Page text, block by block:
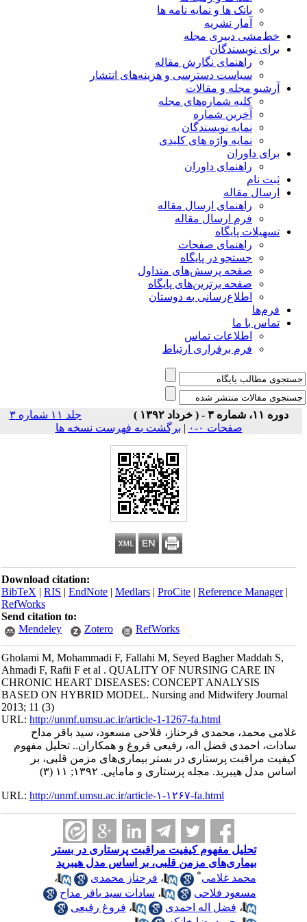
بانک ها و نمایه نامه ها
آمار نشریه
خط‌مشی دبیری مجله
برای نویسندگان
راهنمای نگارش مقاله
سیاست دسترسی و هزینه‌های انتشار
آرشیو مجله و مقالات
کلیه شماره‌های مجله
آخرین شماره
نمایه نویسندگان
نمایه واژه های کلیدی
برای داوران
راهنمای داوران
ثبت نام
ارسال مقاله
راهنمای ارسال مقاله
فرم ارسال مقاله
تسهیلات پایگاه
راهنمای صفحات
جستجو در پایگاه
صفحه پرسش‌های متداول
صفحه برترین‌های پایگاه
اطلاع‌رسانی به دوستان
فرم‌ها
تماس با ما
اطلاعات تماس
فرم برقراری ارتباط
دوره ۱۱، شماره ۳ - ( خرداد ۱۳۹۲ )
جلد ۱۱ شماره ۳
صفحات ۰-۰
| برگشت به فهرست نسخه ها
Download citation:
BibTeX|RIS|EndNote|Medlars|ProCite|Reference Manager
RefWorks
Send citation to:
Mendeley
Zotero RefWorks
Gholami M, Mohammadi F, Fallahi M, Seyed Bagher Maddah S,
Ahmadi F, Rafii F et al . QUALITY OF NURSING CARE IN
CHRONIC HEART DISEASES: CONCEPT ANALYSIS
BASED ON HYBRID MODEL. Nursing and Midwifery Journal
2013; 11 (3)
URL:http://unmf.umsu.ac.ir/article-1-1267-fa.html
غلامی محمد، محمدی فرحناز، فلاحی مسعود، سید باقر مداح
سادات، احمدی فضل اله، رفیعی فروغ و همکاران.. تحلیل مفهوم
کیفیت مراقبت پرستاری در بستر بیماری‌های مزمن قلبی، بر
اساس مدل هیبرید. مجله پرستاری و مامایی. ۱۳۹۲; ۱۱ (۳)
URL:http://unmf.umsu.ac.ir/article-۱-۱۲۶۷-fa.html
تحلیل مفهوم کیفیت مراقبت پرستاری در بستر
بیماری‌های مزمن قلبی، بر اساس مدل هیبرید
محمد غلامی
،فرحناز محمدی
،
مسعود فلاحی
،سادات سید باقر مداح
،فضل اله احمدی ،فروغ رفیعی